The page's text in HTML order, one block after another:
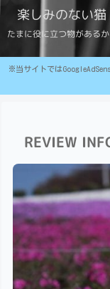
楽しみのない猫
たまに役に立つ物がある
※当サイトでは
REVIEW